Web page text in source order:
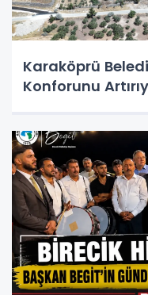
Karaköprü
Konforunu